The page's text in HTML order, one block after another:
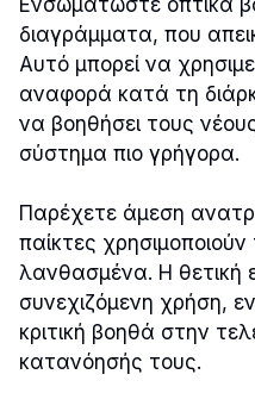
διαγράμματα, που
Αυτό μπορεί να
αναφορά κατά τη
να βοηθήσει τους
σύστημα πιο γρήγορα.
Παρέχετε άμεση
παίκτες
λανθασμένα. Η θετική
συνεχιζόμενη χρήση,
κριτική βοηθά στην
κατανόησής τους.